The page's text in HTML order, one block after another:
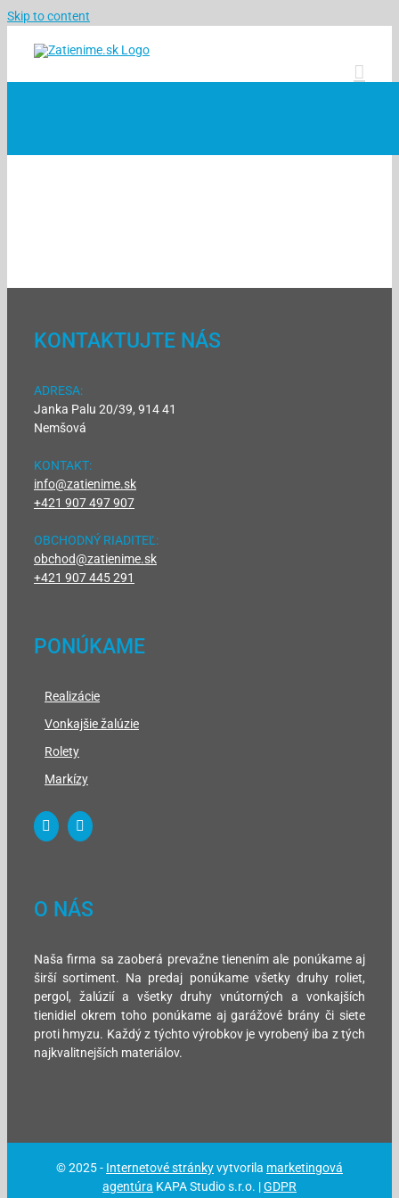
Skip to content
KONTAKTUJTE NÁS
ADRESA:
Janka Palu 20/39, 914 41
Nemšová
KONTAKT:
info@zatienime.sk
+421 907 497 907
OBCHODNÝ RIADITEĽ:
obchod@zatienime.sk
+421 907 445 291
PONÚKAME
Realizácie
Vonkajšie žalúzie
Rolety
Markízy
O NÁS
Naša firma sa zaoberá prevažne tienením ale ponúkame aj
širší sortiment. Na predaj ponúkame všetky druhy roliet,
pergol, žalúzií a všetky druhy vnútorných a vonkajších
tienidiel okrem toho ponúkame aj garážové brány či siete
proti hmyzu. Každý z týchto výrobkov je vyrobený iba z tých
najkvalitnejších materiálov.
© 2025 - Internetové stránkyvytvorila marketingová
agentúra KAPA Studio s.r.o. |GDPR